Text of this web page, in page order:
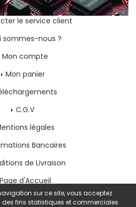
le service client
sommes-nous ?
Mon compte
Mon panier
C.G.V
légales
Bancaires
de Livraison
Page d'Accueil
sur ce site, vous acceptez
fins statistiques et commerciales.